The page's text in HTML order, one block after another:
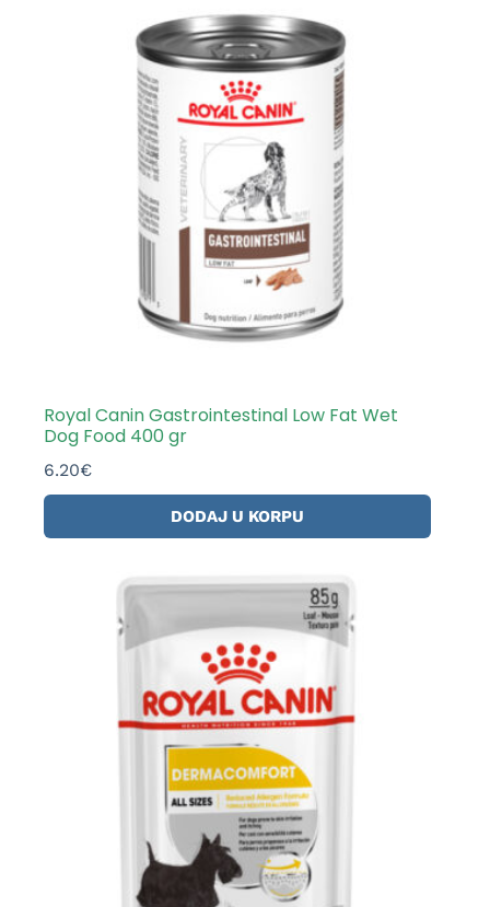
Royal Canin Gastrointestinal Low Fat Wet
Dog Food 400 gr
6.20€
DODAJ U KORPU